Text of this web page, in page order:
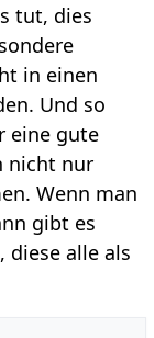
tut, dies
in einen
Und so
eine gute
nicht nur
Wenn man
gibt es
diese alle als